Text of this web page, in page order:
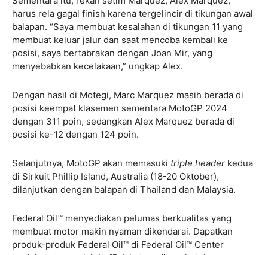
harus rela gagal finish karena tergelincir di tikungan awal
balapan. “Saya membuat kesalahan di tikungan 11 yang
membuat keluar jalur dan saat mencoba kembali ke
posisi, saya bertabrakan dengan Joan Mir, yang
menyebabkan kecelakaan,” ungkap Alex.
Dengan hasil di Motegi, Marc Marquez masih berada di
posisi keempat klasemen sementara MotoGP 2024
dengan 311 poin, sedangkan Alex Marquez berada di
posisi ke-12 dengan 124 poin.
Selanjutnya, MotoGP akan memasuki triple header kedua
di Sirkuit Phillip Island, Australia (18-20 Oktober),
dilanjutkan dengan balapan di Thailand dan Malaysia.
Federal Oil™ menyediakan pelumas berkualitas yang
membuat motor makin nyaman dikendarai. Dapatkan
produk-produk Federal Oil™ di Federal Oil™ Center